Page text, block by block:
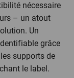
nécessaire
– un atout
Un
grâce
supports de
le label.